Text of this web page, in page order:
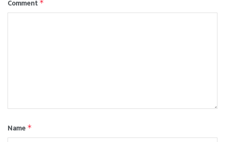
Comment *
Name *